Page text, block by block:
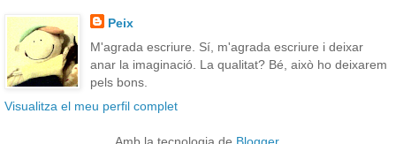
Peix
M'agrada escriure. Sí, m'agrada escriure i deixar
anar la imaginació. La qualitat? Bé, això ho deixarem
pels bons.
Visualitza el meu perfil complet